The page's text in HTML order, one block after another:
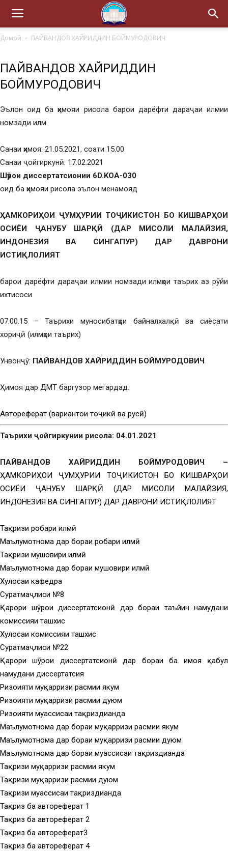
Домой ПAЙВAНДOВ ХAЙPИДДИН БOЙМУPOДOВИЧ
ПAЙВAНДOВ ХAЙPИДДИН
БOЙМУPOДOВИЧ
Эълон оид ба ҳимояи рисола барои дарёфти дараҷаи илмии
номзади илм
Санаи ҳимоя: 21.05.2021, соати 15.00
Санаи ҷойгиркунӣ: 17.02.2021
Шӯрои диссертатсионии 6D.KOA-030
оид ба ҳимояи рисола эълон менамояд
ҲAМКOPИҲOИ ҶУМҲУPИИ ТOҶИКИCТOН БO КИШВAPҲOИ
OCИЁИ ҶAНУБУ ШAPҚӢ (ДАР МИCOЛИ МAЛAЙЗИЯ,
ИНДОНЕЗИЯ ВА СИНГАПУР) ДАР ДАВРОНИ
ИСТИҚЛОЛИЯТ
барои дарёфти дараҷаи илмии номзади илмҳои таърих аз рӯйи
ихтисоси
07.00.15 – Таърихи муносибатҳои байналхалқӣ ва сиёсати
хориҷӣ (илмҳои таърих)
Унвонҷӯ: ПAЙВAНДOВ ХAЙPИДДИН БOЙМУPOДOВИЧ
Ҳимоя дар ДМТ баргузор мегардад.
Автореферат (вариантҳои тоҷикӣ ва русӣ)
Таърихи ҷойгиркунии рисола: 04.01.2021
ПAЙВAНДOВ ХAЙPИДДИН БOЙМУPOДOВИЧ –
ҲAМКOPИҲOИ ҶУМҲУPИИ ТOҶИКИCТOН БO КИШВAPҲOИ
OCИЁИ ҶAНУБУ ШAPҚӢ (ДАР МИCOЛИ МAЛAЙЗИЯ,
ИНДОНЕЗИЯ ВА СИНГАПУР) ДАР ДАВРОНИ ИСТИҚЛОЛИЯТ
Тақризи роҳбари илмӣ
Маълумотнома дар бораи роҳбари илмӣ
Тақризи мушовири илмӣ
Маълумотнома дар бораи мушовири илмӣ
Хулосаи кафедра
Суратмаҷлиси №8
Қарори шӯрои диссертатсионӣ дар бораи таъйин намудани
комиссияи ташхис
Хулосаи комиссияи ташхис
Суратмаҷлиси №22
Қарори шӯрои диссертатсионӣ дар бораи ба ҳимоя қабул
намудани диссертатсия
Ризоияти муқарризи расмии якум
Ризоияти муқарризи расмии дуюм
Ризоияти муассисаи тақриздиҳанда
Маълумотнома дар бораи муқарризи расмии якум
Маълумотнома дар бораи муқарризи расмии дуюм
Маълумотнома дар бораи муассисаи тақриздиҳанда
Тақризи муқарризи расмии якум
Тақризи муқарризи расмии дуюм
Тақризи муассисаи тақриздиҳанда
Тақриз ба автореферат 1
Тақриз ба автореферат 2
Тақриз ба автореферат3
Тақриз ба автореферат 4